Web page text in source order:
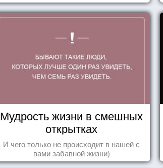
Мудрость жизни в смешных
открытках
И чего только не происходит в нашей с
вами забавной жизни)